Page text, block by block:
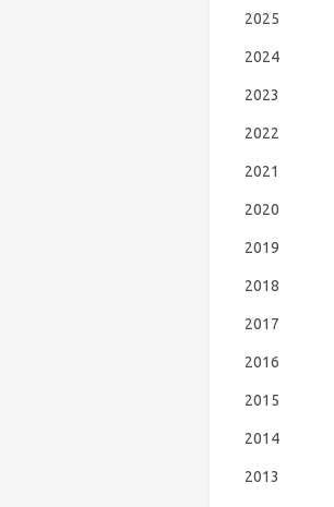
2025
2024
2023
2022
2021
2020
2019
2018
2017
2016
2015
2014
2013